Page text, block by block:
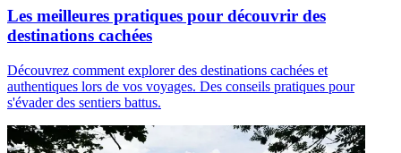
Les meilleures pratiques pour découvrir des
destinations cachées
Découvrez comment explorer des destinations cachées et
authentiques lors de vos voyages. Des conseils pratiques pour
s'évader des sentiers battus.